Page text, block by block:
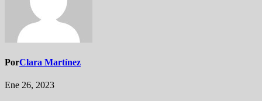
PorClara Martínez
Ene 26, 2023